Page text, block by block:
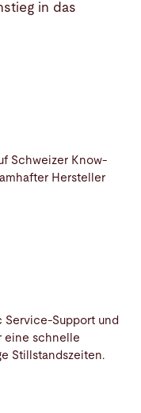
in das
Schweizer Know-
Hersteller
Service-Support und
eine schnelle
Stillstandszeiten.